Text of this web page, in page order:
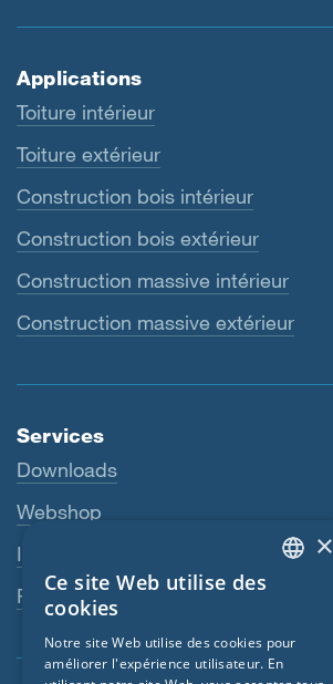
Applications
Toiture intérieur
Toiture extérieur
Construction bois intérieur
Construction bois extérieur
Construction massive intérieur
Construction massive extérieur
Services
Downloads
Webshop
Interlocuteur
Revendeurs
ENGLISH
FRENCH
×
Ce site Web utilise des
cookies
Notre site Web utilise des cookies pour
améliorer l'expérience utilisateur. En